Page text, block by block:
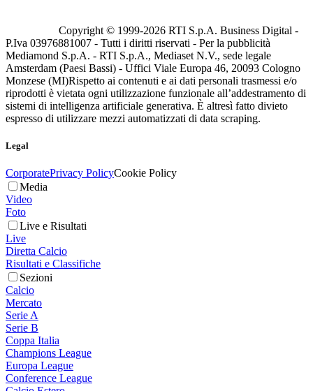
Copyright © 1999-2026 RTI S.p.A. Business Digital -
P.Iva 03976881007 - Tutti i diritti riservati - Per la pubblicità
Mediamond S.p.A. - RTI S.p.A., Mediaset N.V., sede legale
Amsterdam (Paesi Bassi) - Uffici Viale Europa 46, 20093 Cologno
Monzese (MI)Rispetto ai contenuti e ai dati personali trasmessi e/o
riprodotti è vietata ogni utilizzazione funzionale all’addestramento di
sistemi di intelligenza artificiale generativa. È altresì fatto divieto
espresso di utilizzare mezzi automatizzati di data scraping.
Legal
CorporatePrivacy PolicyCookie Policy
Media
Video
Foto
Live e Risultati
Live
Diretta Calcio
Risultati e Classifiche
Sezioni
Calcio
Mercato
Serie A
Serie B
Coppa Italia
Champions League
Europa League
Conference League